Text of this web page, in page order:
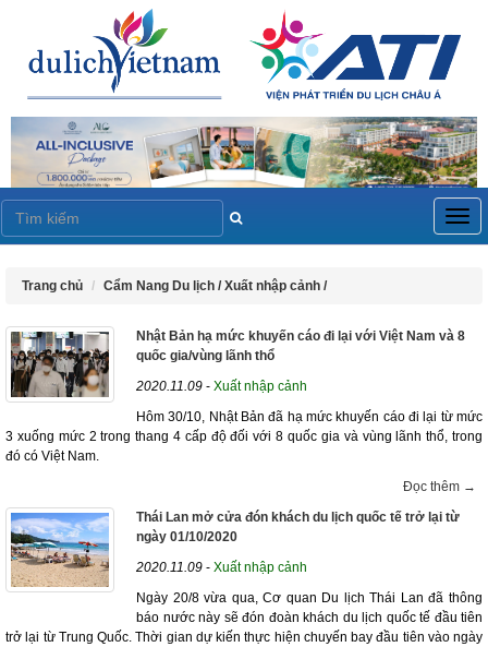
Trang chủ Cẩm Nang Du lịch /Xuất nhập cảnh /
Nhật Bản hạ mức khuyến cáo đi lại với Việt Nam và 8
quốc gia/vùng lãnh thổ
2020.11.09 - Xuất nhập cảnh
Hôm 30/10, Nhật Bản đã hạ mức khuyến cáo đi lại từ mức
3 xuống mức 2 trong thang 4 cấp độ đối với 8 quốc gia và vùng lãnh thổ, trong
đó có Việt Nam.
Đọc thêm →
Thái Lan mở cửa đón khách du lịch quốc tế trở lại từ
ngày 01/10/2020
2020.11.09 - Xuất nhập cảnh
Ngày 20/8 vừa qua, Cơ quan Du lịch Thái Lan đã thông
báo nước này sẽ đón đoàn khách du lịch quốc tế đầu tiên
trở lại từ Trung Quốc. Thời gian dự kiến thực hiện chuyến bay đầu tiên vào ngày